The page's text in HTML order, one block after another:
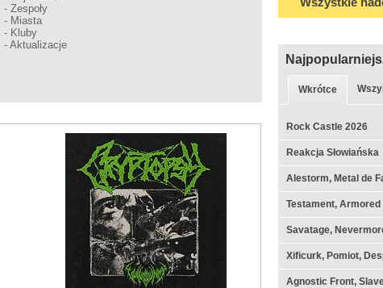
- Zespoły
- Miasta
- Kluby
- Aktualizacje
Wkrótce
Rock Castle 2026
Reakcja Słowiańska
Alestorm, Metal de
Testament,
Savatage,
Xificurk, Pomiot,
Agnostic Front,